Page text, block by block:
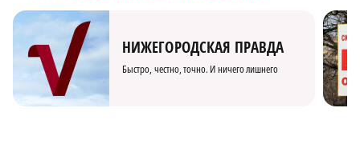
НИЖЕГОРОДСКАЯ ПРАВДА
Быстро, честно, точно. И ничего лишнего